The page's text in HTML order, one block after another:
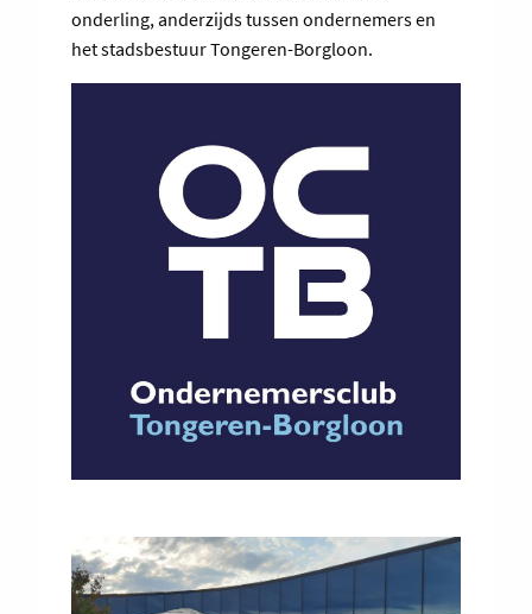
onderling, anderzijds tussen ondernemers en
het stadsbestuur Tongeren-Borgloon.